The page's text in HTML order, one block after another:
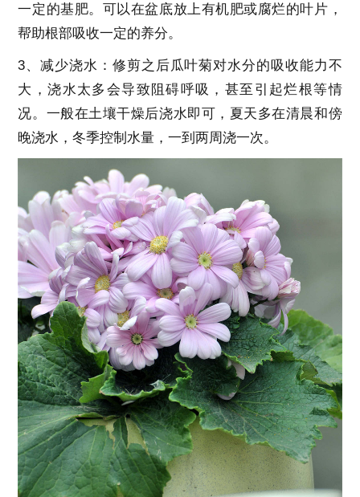
一定的基肥。可以在盆底放上有机肥或腐烂的叶片，
帮助根部吸收一定的养分。
3、减少浇水：修剪之后瓜叶菊对水分的吸收能力不
大，浇水太多会导致阻碍呼吸，甚至引起烂根等情
况。一般在土壤干燥后浇水即可，夏天多在清晨和傍
晚浇水，冬季控制水量，一到两周浇一次。